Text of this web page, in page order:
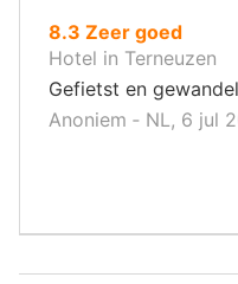
8.3 uit
10
,
Zeer goed
Hotel in Terneuzen
Gefietst en
Anoniem ‐ NL, 6 jul